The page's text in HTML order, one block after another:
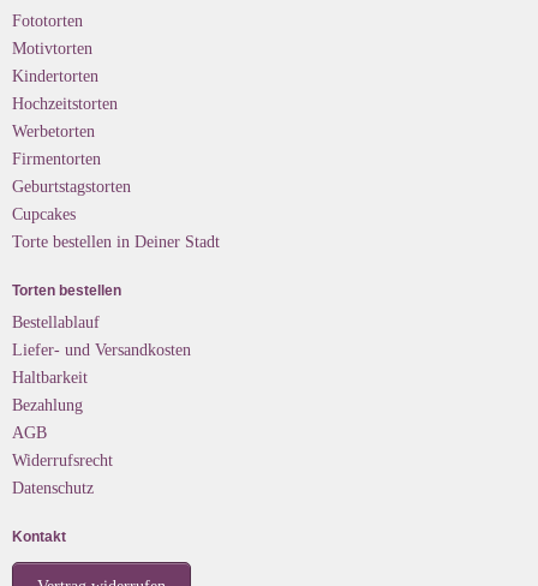
Fototorten
Motivtorten
Kindertorten
Hochzeitstorten
Werbetorten
Firmentorten
Geburtstagstorten
Cupcakes
Torte bestellen in Deiner Stadt
Torten bestellen
Bestellablauf
Liefer- und Versandkosten
Haltbarkeit
Bezahlung
AGB
Widerrufsrecht
Datenschutz
Kontakt